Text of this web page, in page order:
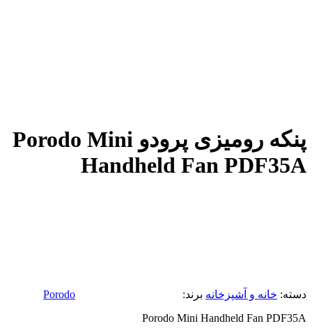
پنکه رومیزی پرودو Porodo Mini
Handheld Fan PDF35A
دسته: خانه و آشپزخانه برند:
Porodo
Porodo Mini Handheld Fan PDF35A